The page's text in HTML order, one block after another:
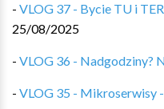
- VLOG 37 - Bycie TU i
25/08/2025
- VLOG 36 - Nadgodziny?
- VLOG 35 - Mikroserwisy